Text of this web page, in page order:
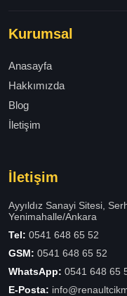
Kurumsal
Anasayfa
Hakkımızda
Blog
İletişim
İletişim
Ayyıldız Sanayi Sitesi,
Yenimahalle/Ankara
Tel: 0541 648 65 52
GSM: 0541 648 65 52
WhatsApp: 0541 648 65
E-Posta: